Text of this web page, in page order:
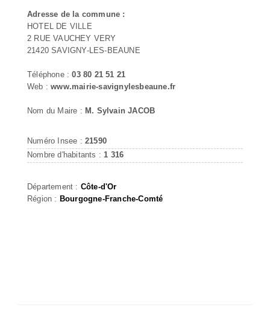
Adresse de la commune :
HOTEL DE VILLE
2 RUE VAUCHEY VERY
21420 SAVIGNY-LES-BEAUNE
Téléphone :03 80 21 51 21
Web :www.mairie-savignylesbeaune.fr
Nom du Maire : M. Sylvain JACOB
Numéro Insee : 21590
Nombre d'habitants : 1 316
Département : Côte-d'Or
Région : Bourgogne-Franche-Comté